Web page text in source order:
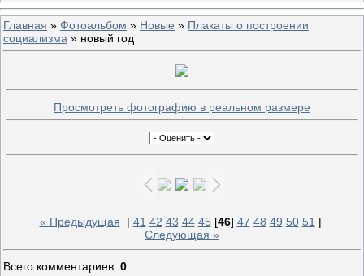
Главная » Фотоальбом » Новые » Плакаты о построении
социализма » новый год
Просмотреть фотографию в реальном размере
« Предыдущая | 41 42 43 44 45 [46] 47 48 49 50 51 |
Следующая »
Всего комментариев: 0